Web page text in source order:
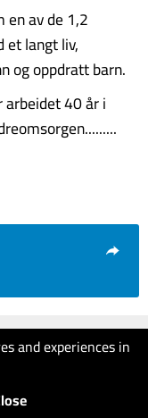
and experiences in
en av de 1,2
et langt liv,
og oppdratt barn.
arbeidet 40 år i